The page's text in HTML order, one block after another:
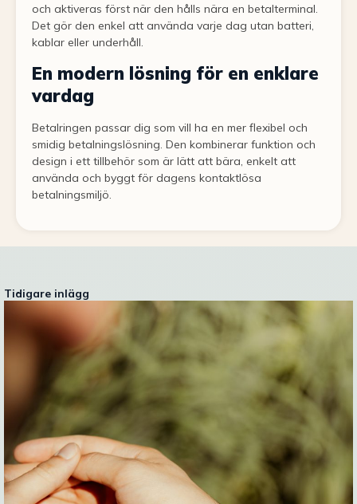
och aktiveras först när den hålls nära en betalterminal.
Det gör den enkel att använda varje dag utan batteri,
kablar eller underhåll.
En modern lösning för en enklare
vardag
Betalringen passar dig som vill ha en mer flexibel och
smidig betalningslösning. Den kombinerar funktion och
design i ett tillbehör som är lätt att bära, enkelt att
använda och byggt för dagens kontaktlösa
betalningsmiljö.
Tidigare inlägg